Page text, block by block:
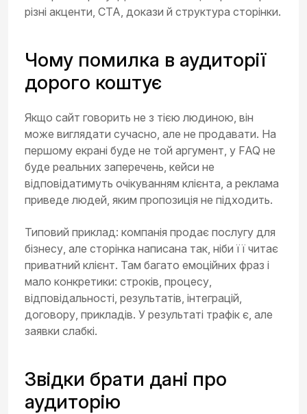
різні акценти, CTA, докази й структура сторінки.
Чому помилка в аудиторії
дорого коштує
Якщо сайт говорить не з тією людиною, він
може виглядати сучасно, але не продавати. На
першому екрані буде не той аргумент, у FAQ не
буде реальних заперечень, кейси не
відповідатимуть очікуванням клієнта, а реклама
приведе людей, яким пропозиція не підходить.
Типовий приклад: компанія продає послугу для
бізнесу, але сторінка написана так, ніби її читає
приватний клієнт. Там багато емоційних фраз і
мало конкретики: строків, процесу,
відповідальності, результатів, інтеграцій,
договору, прикладів. У результаті трафік є, але
заявки слабкі.
Звідки брати дані про
аудиторію